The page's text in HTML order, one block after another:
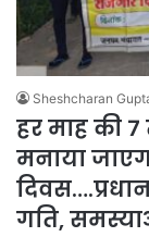
Sheshcharan
हर माह की 7
मनाया
गति,